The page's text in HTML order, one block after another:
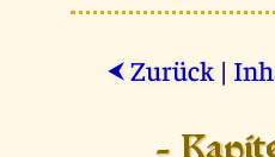
⮜ Zurück |
-